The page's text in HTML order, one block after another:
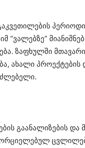
“ვალებზე”
ზაფხულში
ახალი
გაანალიზების და